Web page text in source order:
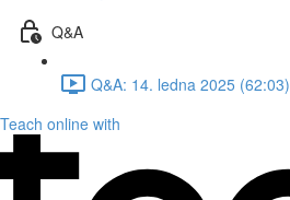
Q&A
Q&A: 14. ledna 2025 (62:03)
Teach online with